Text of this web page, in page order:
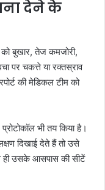
देने के
को बुखार, तेज कमजोरी,
पर चकत्ते या रक्तस्राव
की मेडिकल टीम को
भी तय किया है।
दिखाई देते हैं तो उसे
ही उसके आसपास की सीटें